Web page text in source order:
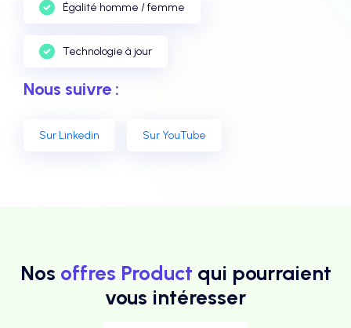
Égalité homme / femme
Technologie à jour
Nous suivre :
Sur Linkedin Sur YouTube
Nos offres Product qui pourraient
vous intéresser